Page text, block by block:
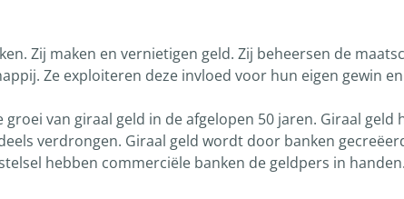
Zij maken en vernietigen geld. Zij beheersen de
Ze exploiteren deze invloed voor hun eigen gewin
van giraal geld in de afgelopen 50 jaren. Giraal geld
verdrongen. Giraal geld wordt door banken
hebben commerciële banken de geldpers in